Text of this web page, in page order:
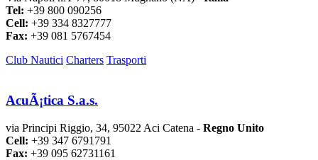
Tel: +39 800 090256
Cell: +39 334 8327777
Fax: +39 081 5767454
Club Nautici Charters Trasporti
AcuÃ¡tica S.a.s.
via Principi Riggio, 34, 95022 Aci Catena - Regno Unito
Cell: +39 347 6791791
Fax: +39 095 62731161